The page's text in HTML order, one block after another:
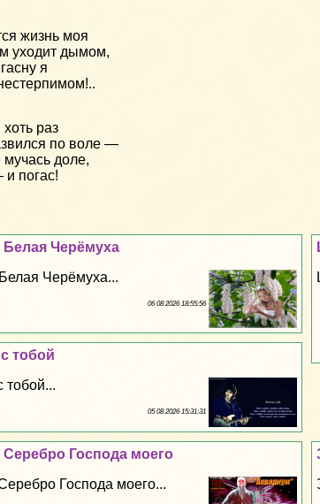
жизнь моя
уходит дымом,
я
раз
по воле —
доле,
погас!
Белая Черёмуха
Черёмуха...
06 08 2026 18:55:56
тобой
тобой...
05 08 2026 15:31:31
Господа моего
Господа моего...